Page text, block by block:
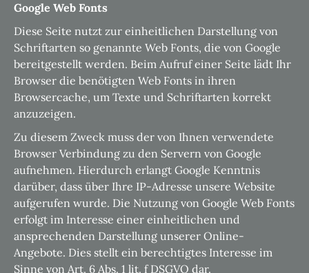
Google Web Fonts
Diese Seite nutzt zur einheitlichen Darstellung von
Schriftarten so genannte Web Fonts, die von Google
bereitgestellt werden. Beim Aufruf einer Seite lädt Ihr
Browser die benötigten Web Fonts in ihren
Browsercache, um Texte und Schriftarten korrekt
anzuzeigen.
Zu diesem Zweck muss der von Ihnen verwendete
Browser Verbindung zu den Servern von Google
aufnehmen. Hierdurch erlangt Google Kenntnis
darüber, dass über Ihre IP-Adresse unsere Website
aufgerufen wurde. Die Nutzung von Google Web Fonts
erfolgt im Interesse einer einheitlichen und
ansprechenden Darstellung unserer Online-
Angebote. Dies stellt ein berechtigtes Interesse im
Sinne von Art. 6 Abs. 1 lit. f DSGVO dar.